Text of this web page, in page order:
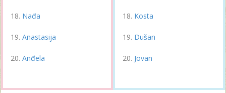
Nađa
Anastasija
Anđela
Kosta
Dušan
Jovan